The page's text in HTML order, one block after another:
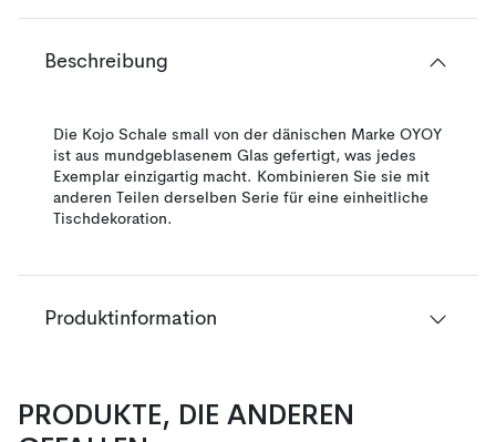
Beschreibung
Die Kojo Schale small von der dänischen Marke OYOY
ist aus mundgeblasenem Glas gefertigt, was jedes
Exemplar einzigartig macht. Kombinieren Sie sie mit
anderen Teilen derselben Serie für eine einheitliche
Tischdekoration.
Produktinformation
PRODUKTE, DIE ANDEREN